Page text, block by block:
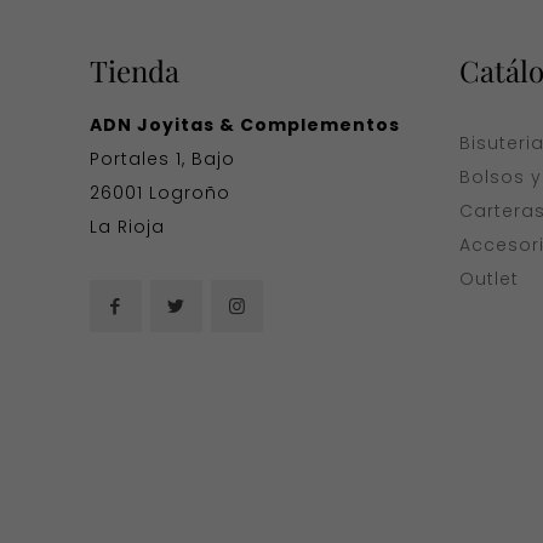
Tienda
ADN Joyitas & Complementos
Portales 1, Bajo
26001 Logroño
La Rioja
Bisuteria
Bolsos
Outlet